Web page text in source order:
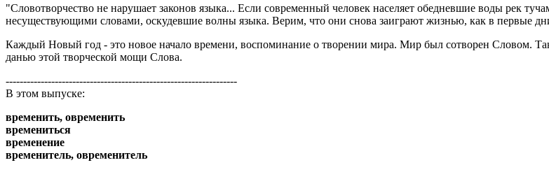
"Словотворчество не нарушает законов языка... Если современный человек населяет обедневшие воды рек
несуществующими словами, оскудевшие волны языка. Верим, что они снова заиграют жизнью, как в первые
Каждый Новый год - это новое начало времени, воспоминание о творении мира. Мир был сотворен Словом.
данью этой творческой мощи Слова.
------------------------------------------------------------------
В этом выпуске:
временить, овременить
времениться
временение
временитель, овременитель